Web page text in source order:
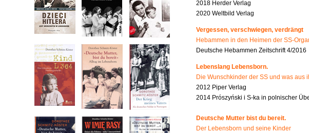
2018 Herder Verlag
2020 Weltbild Verlag
Vergessen, verschwiegen, verdrängt
Hebammen in den Heimen der SS-
Deutsche Hebammen Zeitschrift 4/2016
Lebenslang Lebensborn.
Die Wunschkinder der SS und was aus
2012 Piper Verlag
2014 Prószyński i S-ka in polnischer
Deutsche Mutter bist du bereit.
Der Lebensborn und seine Kinder